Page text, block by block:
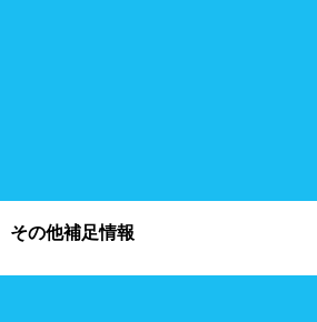
その他補足情報